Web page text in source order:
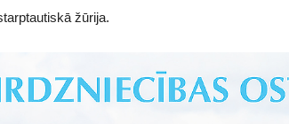
žūrija.